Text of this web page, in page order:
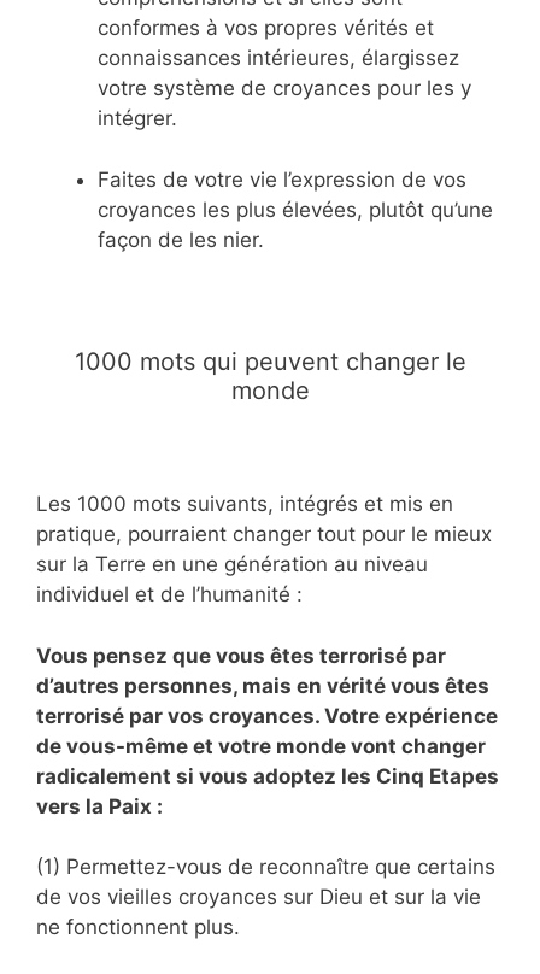
conformes à vos propres vérités et
connaissances intérieures, élargissez
votre système de croyances pour les y
intégrer.
Faites de votre vie l’expression de vos
croyances les plus élevées, plutôt qu’une
façon de les nier.
1000 mots qui peuvent changer le
monde
Les 1000 mots suivants, intégrés et mis en
pratique, pourraient changer tout pour le mieux
sur la Terre en une génération au niveau
individuel et de l’humanité :
Vous pensez que vous êtes terrorisé par
d’autres personnes, mais en vérité vous êtes
terrorisé par vos croyances. Votre expérience
de vous-même et votre monde vont changer
radicalement si vous adoptez les Cinq Etapes
vers la Paix :
(1) Permettez-vous de reconnaître que certains
de vos vieilles croyances sur Dieu et sur la vie
ne fonctionnent plus.